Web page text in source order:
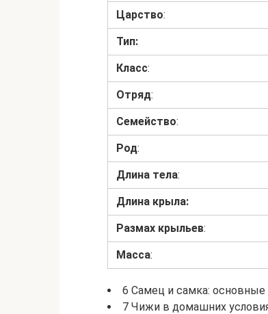
Царство:
Тип:
Класс:
Отряд:
Семейство:
Род:
Длина тела:
Длина крыла:
Размах крыльев:
Масса:
6 Самец и самка: основные
7 Чижи в домашних